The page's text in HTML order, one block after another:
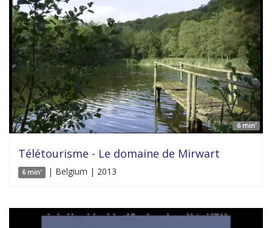
6 min'
Télétourisme - Le domaine de Mirwart
6 min' | Belgium | 2013